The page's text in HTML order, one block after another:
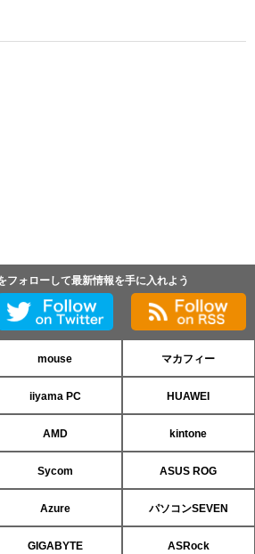
フォローして最新情報を手に入れよう
mouse マカフィー
iiyama PC HUAWEI
AMD kintone
Sycom ASUS ROG
Azure パソコンSEVEN
GIGABYTE ASRock